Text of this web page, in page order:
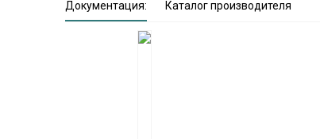
Документация: Каталог производителя